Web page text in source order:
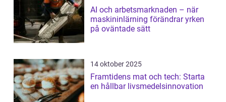
AI och arbetsmarknaden – när
maskininlärning förändrar yrken
på oväntade sätt
14 oktober 2025
Framtidens mat och tech: Starta
en hållbar livsmedelsinnovation